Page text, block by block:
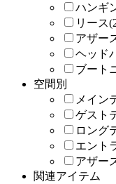
ハンギ
リース
アザー
ヘッド
ブート
空間別
メイン
ゲスト
ロング
エント
アザー
関連アイテム